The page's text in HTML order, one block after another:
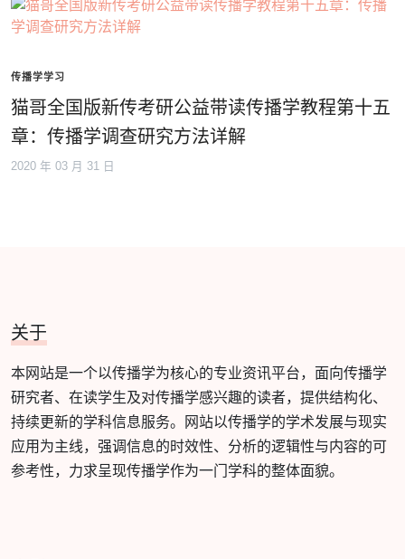
传播学学习
猫哥全国版新传考研公益带读传播学教程第十五
章：传播学调查研究方法详解
2020 年 03 月 31 日
关于
本网站是一个以传播学为核心的专业资讯平台，面向传播学
研究者、在读学生及对传播学感兴趣的读者，提供结构化、
持续更新的学科信息服务。网站以传播学的学术发展与现实
应用为主线，强调信息的时效性、分析的逻辑性与内容的可
参考性，力求呈现传播学作为一门学科的整体面貌。